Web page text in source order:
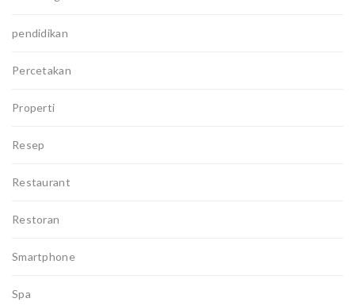
pendidikan
Percetakan
Properti
Resep
Restaurant
Restoran
Smartphone
Spa